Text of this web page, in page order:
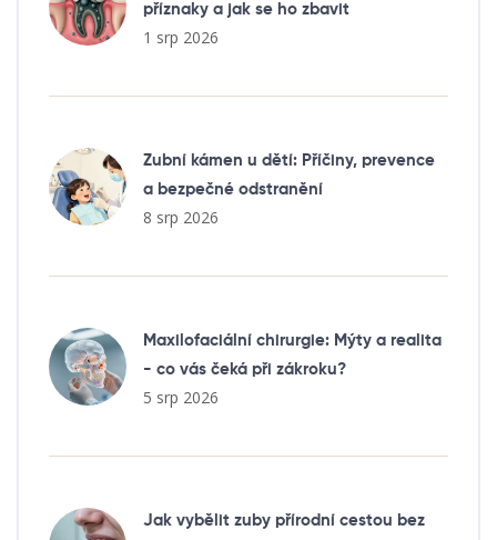
příznaky a jak se ho zbavit
1 srp 2026
Zubní kámen u dětí: Příčiny, prevence
a bezpečné odstranění
8 srp 2026
Maxilofaciální chirurgie: Mýty a realita
- co vás čeká při zákroku?
5 srp 2026
Jak vybělit zuby přírodní cestou bez